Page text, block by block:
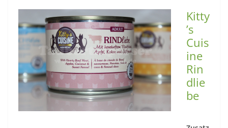
Kitty
’s
Cuis
ine
Rin
dlie
be